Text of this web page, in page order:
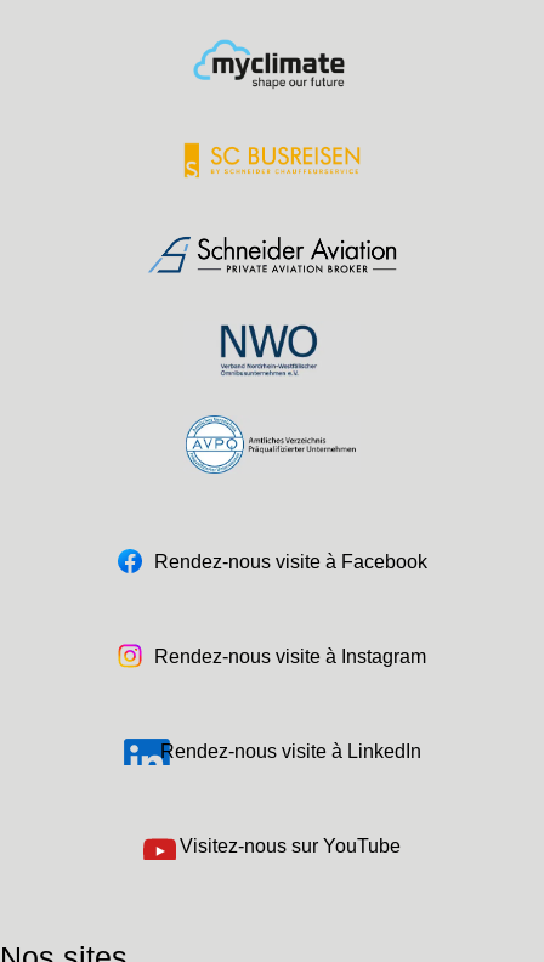
Rendez-nous visite à Facebook
Rendez-nous visite à Instagram
Rendez-nous visite à LinkedIn
Visitez-nous sur YouTube